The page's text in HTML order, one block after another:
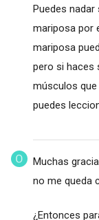
Puedes
mariposa por
mariposa
pero si haces
músculos
puedes
Muchas
no me queda
¿Entonces